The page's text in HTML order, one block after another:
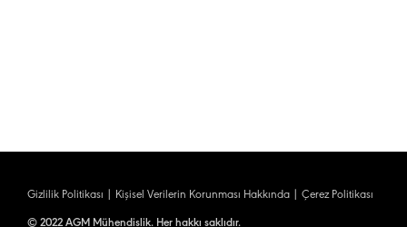
Gizlilik Politikası Kişisel Verilerin Korunması Hakkında Çerez Politikası
© 2022 AGM Mühendislik. Her hakkı saklıdır.